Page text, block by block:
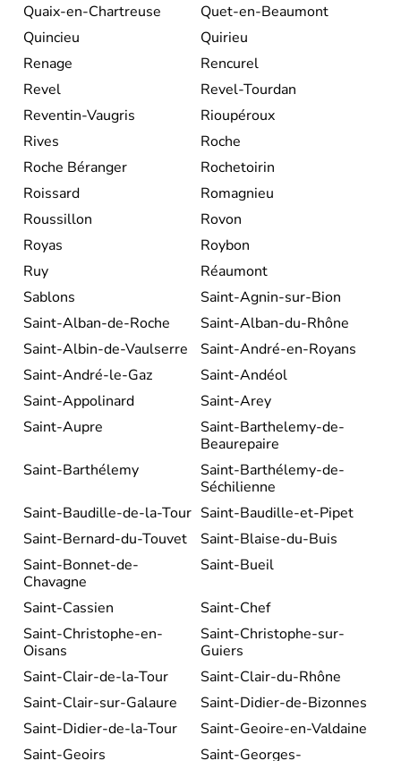
Quaix-en-Chartreuse
Quet-en-Beaumont
Quincieu
Quirieu
Renage
Rencurel
Revel
Revel-Tourdan
Reventin-Vaugris
Rioupéroux
Rives
Roche
Roche Béranger
Rochetoirin
Roissard
Romagnieu
Roussillon
Rovon
Royas
Roybon
Ruy
Réaumont
Sablons
Saint-Agnin-sur-Bion
Saint-Alban-de-Roche
Saint-Alban-du-Rhône
Saint-Albin-de-Vaulserre
Saint-André-en-Royans
Saint-André-le-Gaz
Saint-Andéol
Saint-Appolinard
Saint-Arey
Saint-Aupre
Saint-Barthelemy-de-
Beaurepaire
Saint-Barthélemy
Saint-Barthélemy-de-
Séchilienne
Saint-Baudille-de-la-Tour Saint-Baudille-et-Pipet
Saint-Bernard-du-Touvet
Saint-Blaise-du-Buis
Saint-Bonnet-de-
Chavagne
Saint-Bueil
Saint-Cassien
Saint-Chef
Saint-Christophe-en-
Oisans
Saint-Christophe-sur-
Guiers
Saint-Clair-de-la-Tour
Saint-Clair-du-Rhône
Saint-Clair-sur-Galaure
Saint-Didier-de-Bizonnes
Saint-Didier-de-la-Tour
Saint-Geoire-en-Valdaine
Saint-Geoirs
Saint-Georges-